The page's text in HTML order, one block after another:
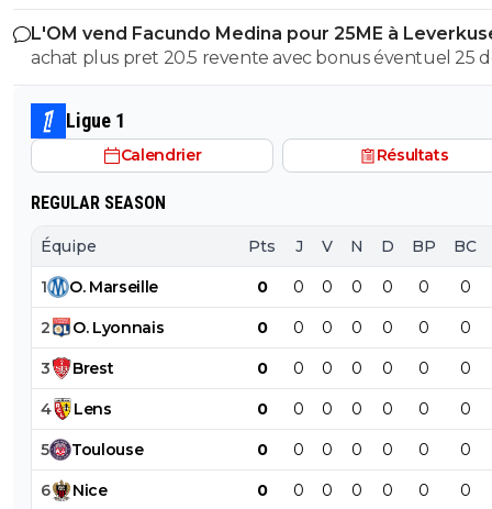
d’achat fixée à 18 millions, à laquelle s’ajoutent 2
bonus facilement atteignables
L'OM vend Facundo Medina pour 25ME à
achat plus pret 20.5 revente avec bonus éventuel 25
aux max 4.5M ce n'est pas avec cela que tu vas
caissesLigue 1
Calendrier Résultats
REGULAR SEASON
Équipe Pts J V N D BP BC
1 O. Marseille 0 0 0 0 0 0 0
2 O. Lyonnais 0 0 0 0 0 0 0
3 Brest 0 0 0 0 0 0 0
4 Lens 0 0 0 0 0 0 0
5 Toulouse 0 0 0 0 0 0 0
6 Nice 0 0 0 0 0 0 0